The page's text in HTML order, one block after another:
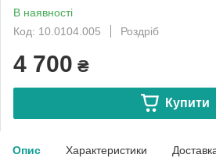
В наявності
Код: 10.0104.005
Роздріб
4 700 ₴
Купити
Опис Характеристики